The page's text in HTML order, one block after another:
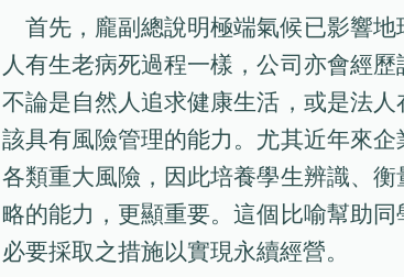
首先，龐副總說明極端氣候已影響
人有生老病死過程一樣，公司亦會經
不論是自然人追求健康生活，或是法
該具有風險管理的能力。尤其近年來
各類重大風險，因此培養學生辨識、
略的能力，更顯重要。這個比喻幫助
必要採取之措施以實現永續經營。